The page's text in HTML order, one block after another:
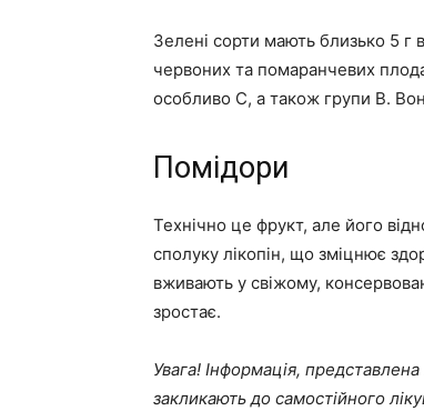
Зелені сорти мають близько 5 г
червоних та помаранчевих
особливо С, а також групи В.
Помідори
Технічно це фрукт, але його
сполуку лікопін, що зміцнює
вживають у свіжому,
зростає.
Увага! Інформація,
закликають до самостійного